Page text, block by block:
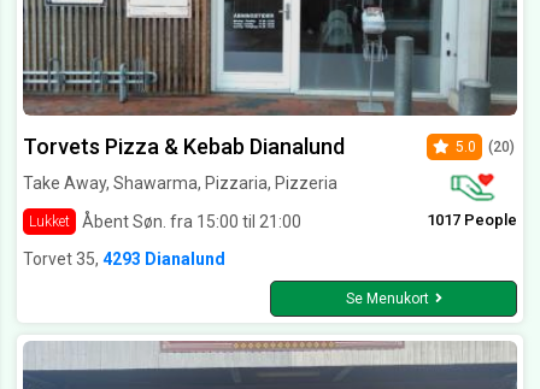
Torvets Pizza & Kebab Dianalund
Take Away, Shawarma, Pizzaria, Pizzeria
Lukket Åbent Søn. fra 15:00 til 21:00
5.0 (20)
1017 People
Torvet 35, 4293 Dianalund
Se Menukort